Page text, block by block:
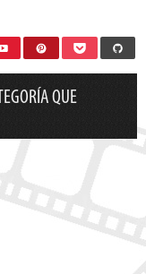
QUE